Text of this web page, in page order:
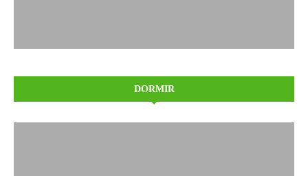
DORMIR